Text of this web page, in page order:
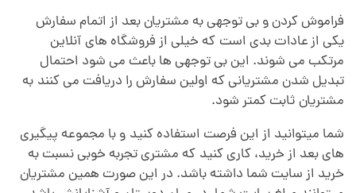
فراموش کردن و بی توجهی به مشتریان بعد از اتمام سفارش
یکی از عادات بدی است که خیلی از فروشگاه های آنلاین
مرتکب می شوند. این بی توجهی ها باعث می شود احتمال
تبدیل شدن مشتریانی که اولین سفارش را دریافت می کنند به
مشتریان ثابت کمتر شود.
شما میتوانید از این فرصت استفاده کنید و با مجموعه پیگیری
های بعد از خرید، کاری کنید که مشتری تجربه خوبی نسبت به
خرید از سایت شما داشته باشد. در این صورت همین مشتریان